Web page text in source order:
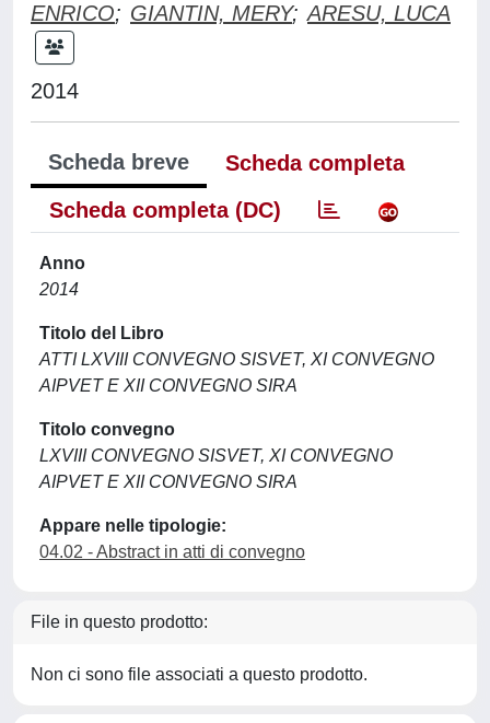
ENRICO; GIANTIN, MERY; ARESU, LUCA
2014
Scheda breve
Scheda completa
Scheda completa (DC)
Anno
2014
Titolo del Libro
ATTI LXVIII CONVEGNO SISVET, XI CONVEGNO
AIPVET E XII CONVEGNO SIRA
Titolo convegno
LXVIII CONVEGNO SISVET, XI CONVEGNO
AIPVET E XII CONVEGNO SIRA
Appare nelle tipologie:
04.02 - Abstract in atti di convegno
File in questo prodotto:
Non ci sono file associati a questo prodotto.